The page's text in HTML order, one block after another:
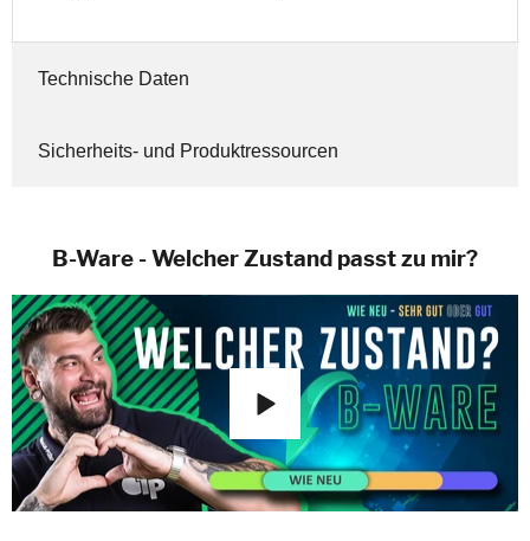
Technische Daten
Sicherheits- und Produktressourcen
B-Ware - Welcher Zustand passt zu mir?